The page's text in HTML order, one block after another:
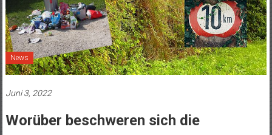
News
Juni 3, 2022
Worüber beschweren sich die